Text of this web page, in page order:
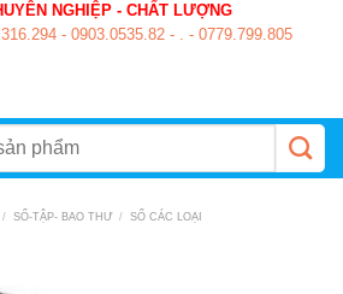
NGHIỆP - CHẤT LƯỢNG
- 0903.0535.82 - . - 0779.799.805
/ SỐ-TẬP- BAO THƯ / SỐ CÁC LOẠI